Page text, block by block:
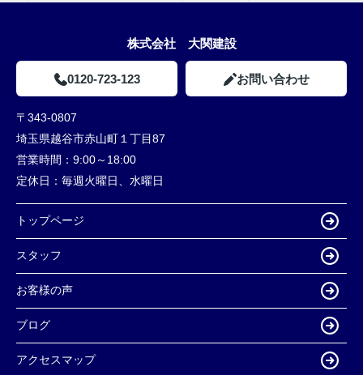
株式会社 大関建設
0120-723-123 お問い合わせ
〒343-0807
埼玉県越谷市赤山町１丁目87
営業時間： 9:00～18:00
定休日： 毎週火曜日、水曜日
トップページ
スタッフ
お客様の声
ブログ
アクセスマップ